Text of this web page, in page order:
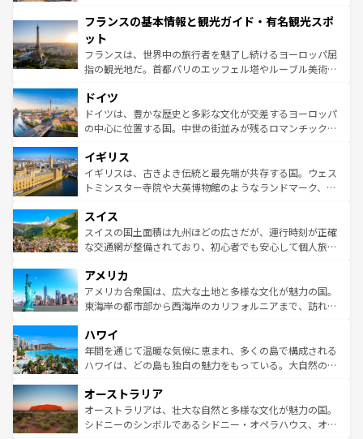
ませてくれるイタリアで、忘れられない旅をしてみよう！
なお、新着のイタリア情報は
しい。
文化が根付くこの国では、情熱的なフラメンコ、熱気あふ
れる闘牛、そして美味しいタパスが生活の一部となってい
る。首都マドリードの洗練された雰囲気や、バルセロナの
アートに溢れた街角から、地方では古代ローマ遺跡や中世
せる。地方によって風土や気候が異なるスペインはその個
性で訪れる人を魅了する。 なお、新着のスペイン情報は コ
ンテンツ一覧を参照してほしい。
フランスの基本情報と観光ガイド・有名観光スポ
ット
フランスは、世界中の旅行者を魅了し続けるヨーロッパ屈
指の観光地だ。首都パリのエッフェル塔やルーブル美術館
で、幅広い魅力が詰まっている。華麗な宮殿、歴史的な大
聖堂、美しいビーチ、そして豊かな自然が、訪れる者を心
から魅了する。また、フランスは美食の国としても知ら
いる。シャンパンの発祥地であるランス、プロヴァンスの
香り高いラベンダー畑など、多彩な楽しみ方が可能だ。さ
らに、パリ以外の地域にも魅力が溢れており、どの街角に
れる地方に足を運ぶとそれぞれで全く異なる文化を体験で
きるだろう。 なお、新着のフランス情報はコンテンツ一覧
を参照してほしい。
ドイツ
ドイツは、豊かな歴史と多彩な文化が交差するヨーロッパ
の中心に位置する国。中世の街並みが残るロマンチック街
顔を持つこの国は、どこを歩いても飽きることがない。ベ
ルリンの文化的活気、バイエルン州のアルプスの絶景、そ
してライン川沿いのワイン畑といった風景は必見。ビール
は、お酒好きな人にはぜひ体験してほしい。 なお、新着の
ドイツ情報はコンテンツ一覧を参照してほしい。
イギリス
イギリスは、古きよき伝統と最先端が共存する国。ウェス
トミンスター寺院や大英博物館のようなランドマーク、歴
リアごとに異なる魅力がある。また、優雅なアフタヌーン
ティー、ビール好きにはたまらない英国パブ、サッカー観
戦など、本場だからこそできる体験も豊富。イギリスを旅
ンツ一覧を参照してほしい。
スイス
スイスの国土面積は九州ほどの広さだが、運行時刻が正確
な交通網が整備されており、初心者でも安心して個人旅行
の建物がそのまま残る町や、スイスならではのユニークな
博物館もあり、アルプス観光だけでなく町歩きも満喫する
ことができる。国民の所得が高いため物価も高いが、旅行
ば市内交通費無料で観光を楽しむこともできる。 なお、新
着のスイス情報はコンテンツ一覧 を参照してほしい。
アメリカ
アメリカ合衆国は、広大な土地と多様な文化が魅力の国。
東海岸の都市部から西海岸のカリフォルニアまで、訪れる
のような巨大都市は、観光、ショッピング、エンターテイ
ンメントが詰まった刺激的なスポットだ。一方、アメリカ
西部には大自然が広がり、グランドキャニオンやイエロー
部のニューオーリンズでは、音楽と美食が融合した独特の
文化が魅力。旅行者はアメリカの各地域で異なる魅力を楽
しみながら、その多様性と豊かな歴史を感じることができ
ハワイ
年間を通じて温暖な気候に恵まれ、多くの島で構成される
ハワイは、どの島も独自の魅力をもっている。大自然の神
ワイ島は見逃せない。また、定番の観光地といえばオアフ
島だが、静かな自然を求めるならマウイ島やカウアイ島が
おすすめ。エメラルドグリーンに輝く海をはじめ、豊かな
オーストラリア
オーストラリアは、壮大な自然と多様な文化が魅力の国。
シドニーのシンボルであるシドニー・オペラハウス、オー